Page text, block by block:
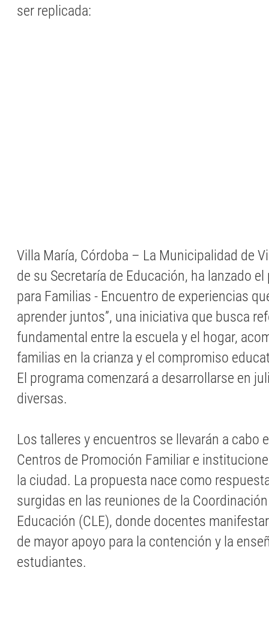
ser replicada:
Villa María, Córdoba – La Municipalidad de
de su Secretaría de Educación, ha lanzado el
para Familias - Encuentro de experiencias
aprender juntos”, una iniciativa que busca
fundamental entre la escuela y el hogar,
familias en la crianza y el compromiso
El programa comenzará a desarrollarse en
diversas.
Los talleres y encuentros se llevarán a cabo
Centros de Promoción Familiar e
la ciudad. La propuesta nace como
surgidas en las reuniones de la
Educación (CLE), donde docentes
de mayor apoyo para la contención y la
estudiantes.